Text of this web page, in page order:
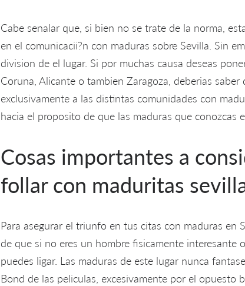
Cabe senalar que, si bien no se trate de la norma,
en el comunicacii?n con maduras sobre Sevilla. Sin
division de el lugar. Si por muchas causa deseas
Coruna, Alicante o tambien Zaragoza, deberias
exclusivamente a las distintas comunidades con
hacia el proposito de que las maduras que conozcas
Cosas importantes a
follar con maduritas
Para asegurar el triunfo en tus citas con maduras en
de que si no eres un hombre fisicamente interesante
puedes ligar. Las maduras de este lugar nunca
Bond de las peliculas, excesivamente por el opuesto